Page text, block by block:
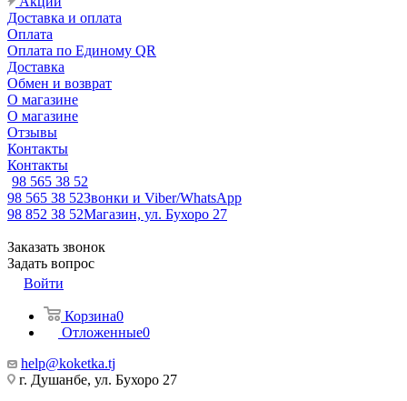
Доставка и оплата
Оплата
Оплата по Единому QR
Доставка
Обмен и возврат
О магазине
О магазине
Отзывы
Контакты
Контакты
98 565 38 52
98 565 38 52Звонки и Viber/WhatsApp
98 852 38 52Магазин, ул. Бухоро 27
Заказать звонок
Задать вопрос
Войти
Корзина0
Отложенные0
help@koketka.tj
г. Душанбе, ул. Бухоро 27